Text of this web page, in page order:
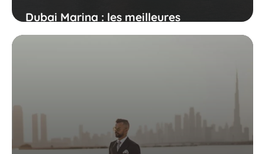
Dubai Marina : les meilleures
attractions